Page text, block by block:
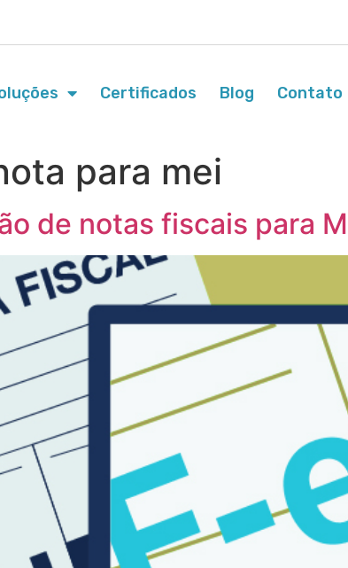
Certificados Blog Contato
para mei
de notas fiscais para